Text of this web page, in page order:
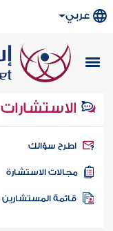
عربي
الاستشارات
سؤالك
الاستشارة